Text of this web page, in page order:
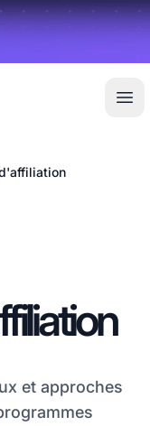
et approches